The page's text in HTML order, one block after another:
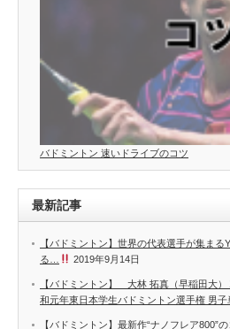
バドミントン 速いドライブのコツ
最新記事
【バドミントン】世界の代表選手が集ま
る…
2019年9月14日
【バドミントン】 大林 拓真（早稲田大
和元年東日本学生バドミントン選手権 男子
【バドミントン】最新作“ナノフレア800”